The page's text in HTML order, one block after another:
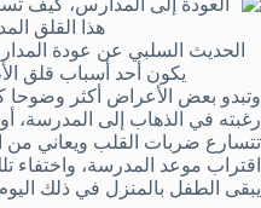
الحديث السلبي عن عودة
يكون أحد أسباب قلق
وتبدو بعض الأعراض أكثر
رغبته في الذهاب إلى المدرسة،
تتسارع ضربات القلب ويعاني من
اقتراب موعد المدرسة، واختفاء
يبقى الطفل بالمنزل في ذلك